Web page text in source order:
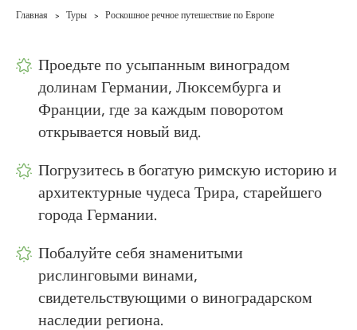
Главная > Туры > Роскошное речное путешествие по Европе
Проедьте по усыпанным виноградом
долинам Германии, Люксембурга и
Франции, где за каждым поворотом
открывается новый вид.
Погрузитесь в богатую римскую историю и
архитектурные чудеса Трира, старейшего
города Германии.
Побалуйте себя знаменитыми
рислинговыми винами,
свидетельствующими о виноградарском
наследии региона.